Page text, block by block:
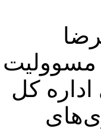
مسوولیت
اداره کل